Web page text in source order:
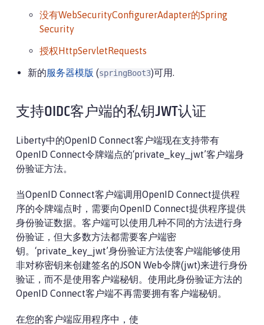
没有WebSecurityConfigurerAdapter的Spring
Security
授权HttpServletRequests
新的服务器模版 (springBoot3)可用.
支持OIDC客户端的私钥JWT认证
Liberty中的OpenID Connect客户端现在支持带有
OpenID Connect令牌端点的‘private_key_jwt’客户端身
份验证方法。
当OpenID Connect客户端调用OpenID Connect提供程
序的令牌端点时，需要向OpenID Connect提供程序提供
身份验证数据。客户端可以使用几种不同的方法进行身
份验证，但大多数方法都需要客户端密
钥。‘private_key_jwt’身份验证方法使客户端能够使用
非对称密钥来创建签名的JSON Web令牌(jwt)来进行身份
验证，而不是使用客户端秘钥。使用此身份验证方法的
OpenID Connect客户端不再需要拥有客户端秘钥。
在您的客户端应用程序中，使